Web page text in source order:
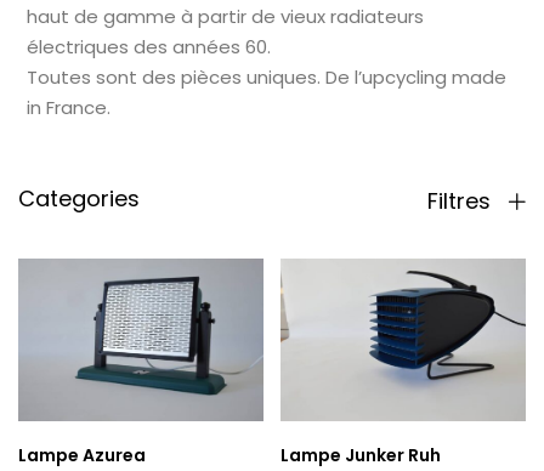
haut de gamme à partir de vieux radiateurs
électriques des années 60.
Toutes sont des pièces uniques. De l’upcycling made
in France.
Categories Filtres
Lampe Azurea Lampe Junker Ruh